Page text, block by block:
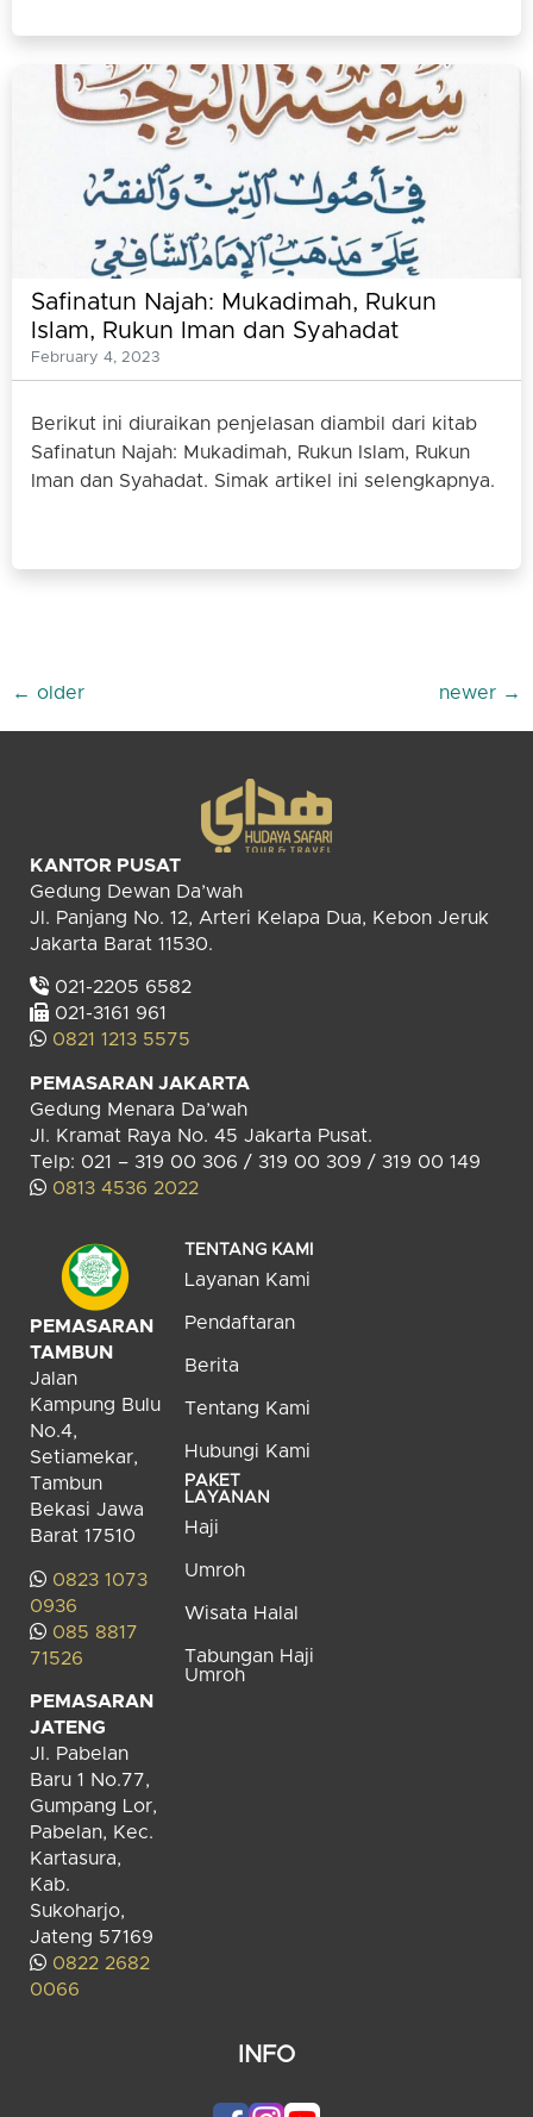
Safinatun Najah: Mukadimah, Rukun
Islam, Rukun Iman dan Syahadat
February 4, 2023
Berikut ini diuraikan penjelasan diambil dari kitab
Safinatun Najah: Mukadimah, Rukun Islam, Rukun
Iman dan Syahadat. Simak artikel ini selengkapnya.
← older newer →
KANTOR PUSAT
Gedung Dewan Da’wah
Jl. Panjang No. 12, Arteri Kelapa Dua, Kebon Jeruk
Jakarta Barat 11530.
021-2205 6582
021-3161 961
0821 1213 5575
PEMASARAN JAKARTA
Gedung Menara Da’wah
Jl. Kramat Raya No. 45 Jakarta Pusat.
Telp: 021 – 319 00 306 / 319 00 309 / 319 00 149
0813 4536 2022
PEMASARAN
TAMBUN
Jalan
Kampung Bulu
No.4,
Setiamekar,
Tambun
Bekasi Jawa
Barat 17510
0823 1073
0936
085 8817
71526
PEMASARAN
JATENG
Jl. Pabelan
Baru 1 No.77,
Gumpang Lor,
Pabelan, Kec.
Kartasura,
Kab.
Sukoharjo,
Jateng 57169
0822 2682
0066
TENTANG KAMI
Layanan Kami
Pendaftaran
Berita
Tentang Kami
Hubungi Kami
PAKET
LAYANAN
Haji
Umroh
Wisata Halal
Tabungan Haji
Umroh
INFO